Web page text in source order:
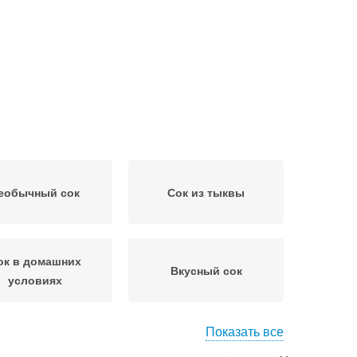
сок Сок из тыквы
в домашних
условиях
Вкусный сок
Тыквенно-морковный
Показать все